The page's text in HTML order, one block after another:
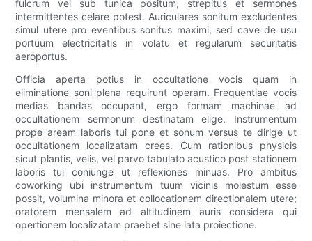
fulcrum vel sub tunica positum, strepitus et sermones
intermittentes celare potest. Auriculares sonitum excludentes
simul utere pro eventibus sonitus maximi, sed cave de usu
portuum electricitatis in volatu et regularum securitatis
aeroportus.
Officia aperta potius in occultatione vocis quam in
eliminatione soni plena requirunt operam. Frequentiae vocis
medias bandas occupant, ergo formam machinae ad
occultationem sermonum destinatam elige. Instrumentum
prope aream laboris tui pone et sonum versus te dirige ut
occultationem localizatam crees. Cum rationibus physicis
sicut plantis, velis, vel parvo tabulato acustico post stationem
laboris tui coniunge ut reflexiones minuas. Pro ambitus
coworking ubi instrumentum tuum vicinis molestum esse
possit, volumina minora et collocationem directionalem utere;
oratorem mensalem ad altitudinem auris considera qui
opertionem localizatam praebet sine lata proiectione.